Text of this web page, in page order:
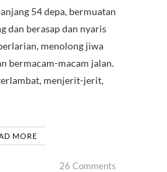
54 depa, bermuatan
dan berasap dan nyaris
menolong jiwa
bermacam-macam jalan.
menjerit-jerit,
MORE
26 Comments